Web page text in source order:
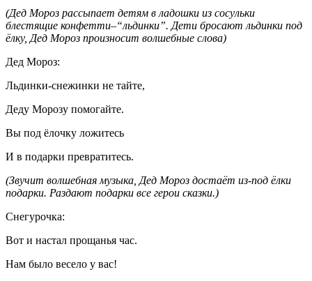
(Дед Мороз рассыпает детям в ладошки из сосульки
блестящие конфетти–“льдинки”. Дети бросают льдинки под
ёлку, Дед Мороз произносит волшебные слова)
Дед Мороз:
Льдинки-снежинки не тайте,
Деду Морозу помогайте.
Вы под ёлочку ложитесь
И в подарки превратитесь.
(Звучит волшебная музыка, Дед Мороз достаёт из-под ёлки
подарки. Раздают подарки все герои сказки.)
Снегурочка:
Вот и настал прощанья час.
Нам было весело у вас!